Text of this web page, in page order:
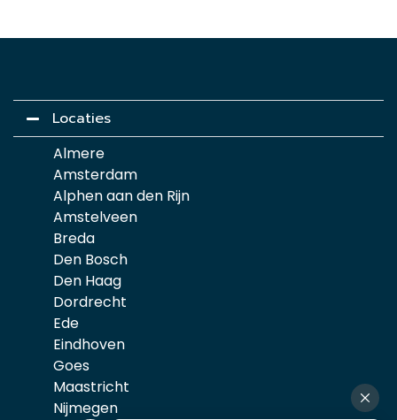
Locaties
Almere
Amsterdam
Alphen aan den Rijn
Amstelveen
Breda
Den Bosch
Den Haag
Dordrecht
Ede
Eindhoven
Goes
Maastricht
Nijmegen